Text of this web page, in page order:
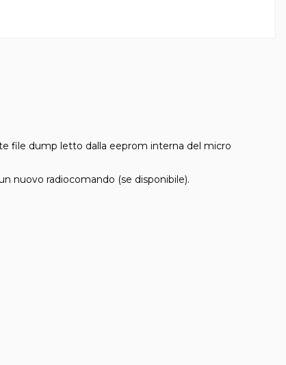
file dump letto dalla eeprom interna del micro
nuovo radiocomando (se disponibile).